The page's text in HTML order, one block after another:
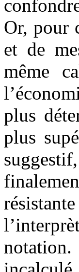
Or, pour
et de
même
plus
plus